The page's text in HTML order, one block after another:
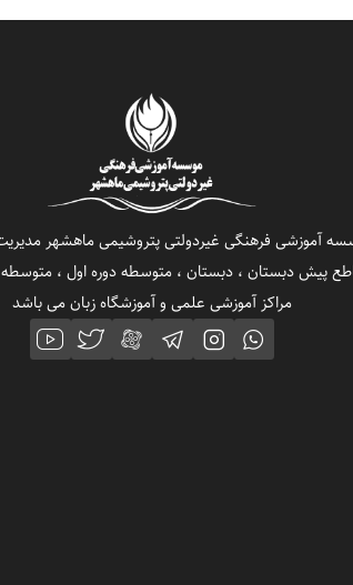
آموزشی فرهنگی غیردولتی پتروشیمی ماهشهر
پیش دبستان ، دبستان ، متوسطه دوره اول ، متوسطه
مراکز آموزشی علمی و آموزشگاه زبان می باشد